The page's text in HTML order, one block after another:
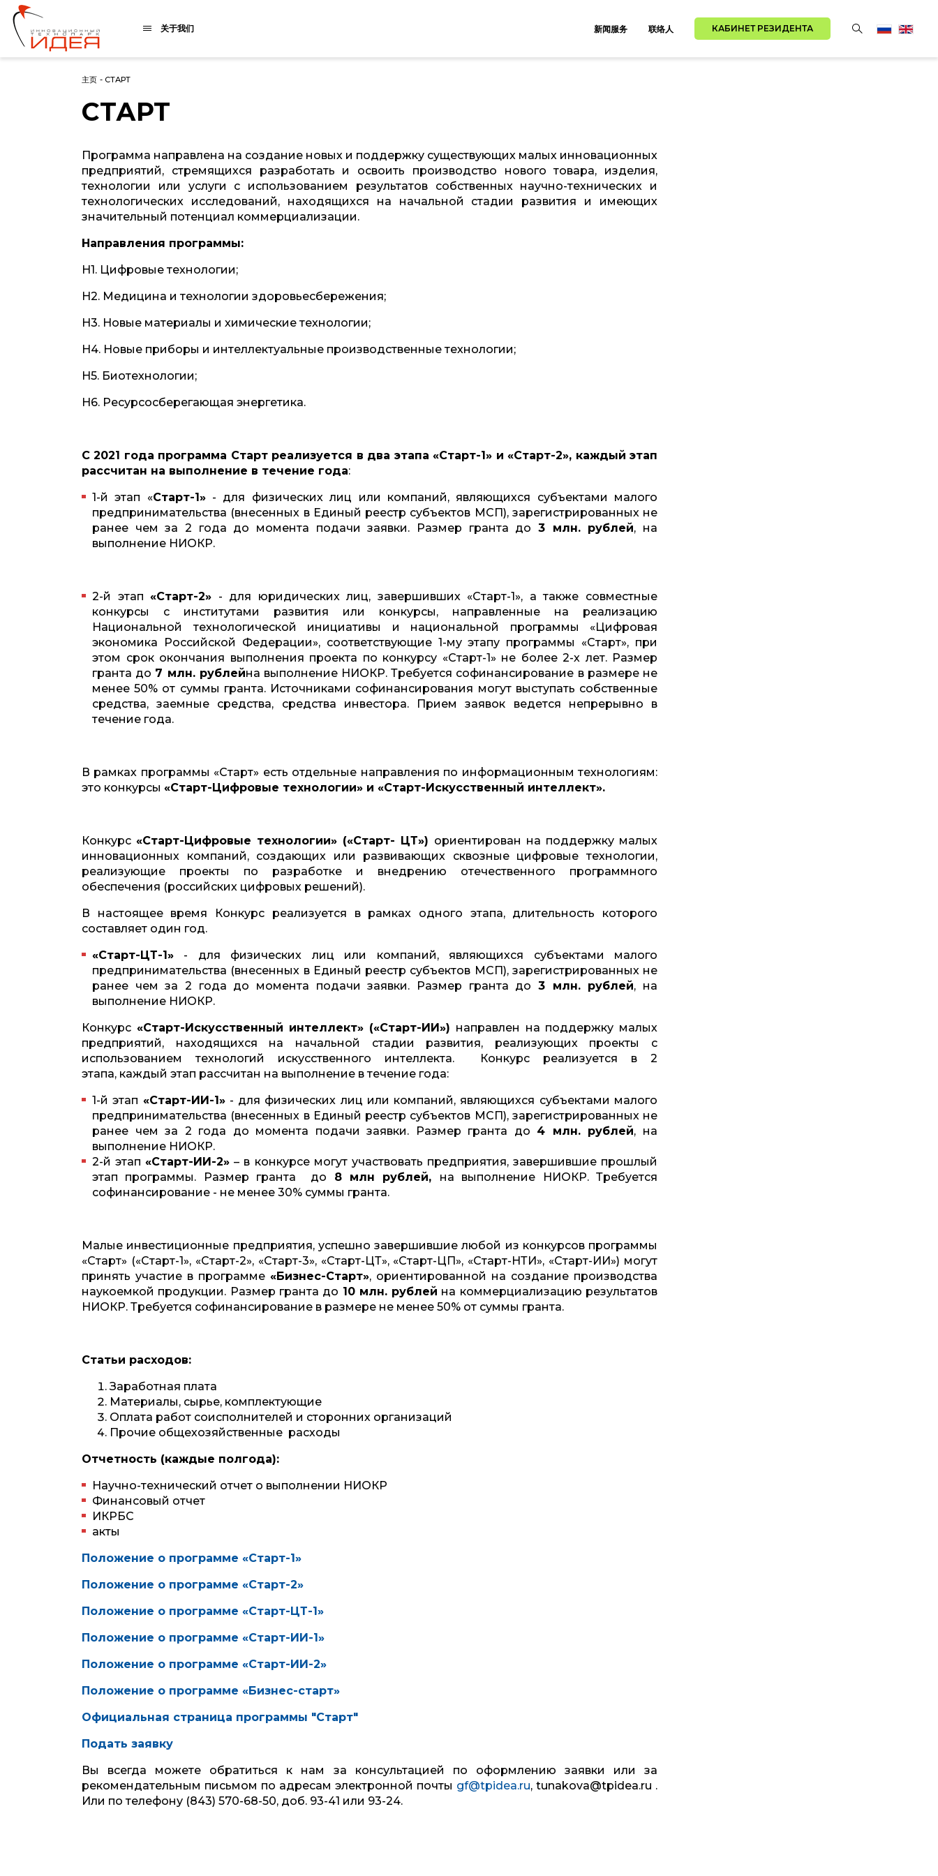
关于我们 新闻服务 联络人 КАБИНЕТ РЕЗИДЕНТА
主页 - СТАРТ
СТАРТ
Программа направлена на создание новых и поддержку существующих малых инновационных
предприятий, стремящихся разработать и освоить производство нового товара, изделия,
технологии или услуги с использованием результатов собственных научно-технических и
технологических исследований, находящихся на начальной стадии развития и имеющих
значительный потенциал коммерциализации.
Направления программы:
Н1. Цифровые технологии;
Н2. Медицина и технологии здоровьесбережения;
Н3. Новые материалы и химические технологии;
Н4. Новые приборы и интеллектуальные производственные технологии;
Н5. Биотехнологии;
Н6. Ресурсосберегающая энергетика.
С 2021 года программа Старт реализуется в два этапа «Старт-1» и «Старт-2», каждый этап
рассчитан на выполнение в течение года:
1-й этап «Старт-1»- для физических лиц или компаний, являющихся субъектами малого
предпринимательства (внесенных в Единый реестр субъектов МСП), зарегистрированных не
ранее чем за 2 года до момента подачи заявки. Размер гранта до 3 млн. рублей, на
выполнение НИОКР.
2-й этап«Старт-2» - для юридических лиц, завершивших «Старт-1», а также совместные
конкурсы с институтами развития или конкурсы, направленные на реализацию
Национальной технологической инициативы и национальной программы «Цифровая
экономика Российской Федерации», соответствующие 1-му этапу программы «Старт», при
этом срок окончания выполнения проекта по конкурсу «Старт-1» не более 2-х лет. Размер
гранта до 7 млн. рублейна выполнение НИОКР. Требуется софинансирование в размере не
менее 50% от суммы гранта. Источниками софинансирования могут выступать собственные
средства, заемные средства, средства инвестора. Прием заявок ведется непрерывно в
течение года.
В рамках программы «Старт» есть отдельные направления по информационным технологиям:
это конкурсы «Старт-Цифровые технологии» и «Старт-Искусственный интеллект».
Конкурс «Старт-Цифровые технологии» («Старт- ЦТ») ориентирован на поддержку малых
инновационных компаний, создающих или развивающих сквозные цифровые технологии,
реализующие проекты по разработке и внедрению отечественного программного
обеспечения (российских цифровых решений).
В настоящее время Конкурс реализуется в рамках одного этапа, длительность которого
составляет один год.
«Старт-ЦТ-1» - для физических лиц или компаний, являющихся субъектами малого
предпринимательства (внесенных в Единый реестр субъектов МСП), зарегистрированных не
ранее чем за 2 года до момента подачи заявки. Размер гранта до 3 млн. рублей, на
выполнение НИОКР.
Конкурс «Старт-Искусственный интеллект» («Старт-ИИ») направлен на поддержку малых
предприятий, находящихся на начальной стадии развития, реализующих проекты с
использованием технологий искусственного интеллекта. Конкурс реализуется в 2
этапа, каждый этап рассчитан на выполнение в течение года:
1-й этап «Старт-ИИ-1»- для физических лиц или компаний, являющихся субъектами малого
предпринимательства (внесенных в Единый реестр субъектов МСП), зарегистрированных не
ранее чем за 2 года до момента подачи заявки. Размер гранта до 4 млн. рублей, на
выполнение НИОКР.
2-й этап«Старт-ИИ-2» – в конкурсе могут участвовать предприятия, завершившие прошлый
этап программы. Размер гранта до 8 млн рублей, на выполнение НИОКР. Требуется
софинансирование - не менее 30% суммы гранта.
Малые инвестиционные предприятия, успешно завершившие любой из конкурсов программы
«Старт» («Старт-1», «Старт-2», «Старт-3», «Старт-ЦТ», «Старт-ЦП», «Старт-НТИ», «Старт-ИИ») могут
принять участие в программе «Бизнес-Старт», ориентированной на создание производства
наукоемкой продукции. Размер гранта до 10 млн. рублей на коммерциализацию результатов
НИОКР. Требуется софинансирование в размере не менее 50% от суммы гранта.
Статьи расходов:
Заработная плата
Материалы, сырье, комплектующие
Оплата работ соисполнителей и сторонних организаций
Прочие общехозяйственные расходы
Отчетность (каждые полгода):
Научно-технический отчет о выполнении НИОКР
Финансовый отчет
ИКРБС
акты
Положение о программе «Старт-1»
Положение о программе «Старт-2»
Положение о программе «Старт-ЦТ-1»
Положение о программе «Старт-ИИ-1»
Положение о программе «Старт-ИИ-2»
Положение о программе «Бизнес-старт»
Официальная страница программы "Старт"
Подать заявку
Вы всегда можете обратиться к нам за консультацией по оформлению заявки или за
рекомендательным письмом по адресам электронной почты gf@tpidea.ru, tunakova@tpidea.ru .
Или по телефону (843) 570-68-50, доб. 93-41 или 93-24.